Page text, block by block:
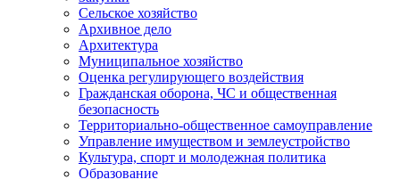
Сельское хозяйство
Архивное дело
Архитектура
Муниципальное хозяйство
Оценка регулирующего воздействия
Гражданская оборона, ЧС и общественная
безопасность
Территориально-общественное самоуправление
Управление имуществом и землеустройство
Культура, спорт и молодежная политика
Образование